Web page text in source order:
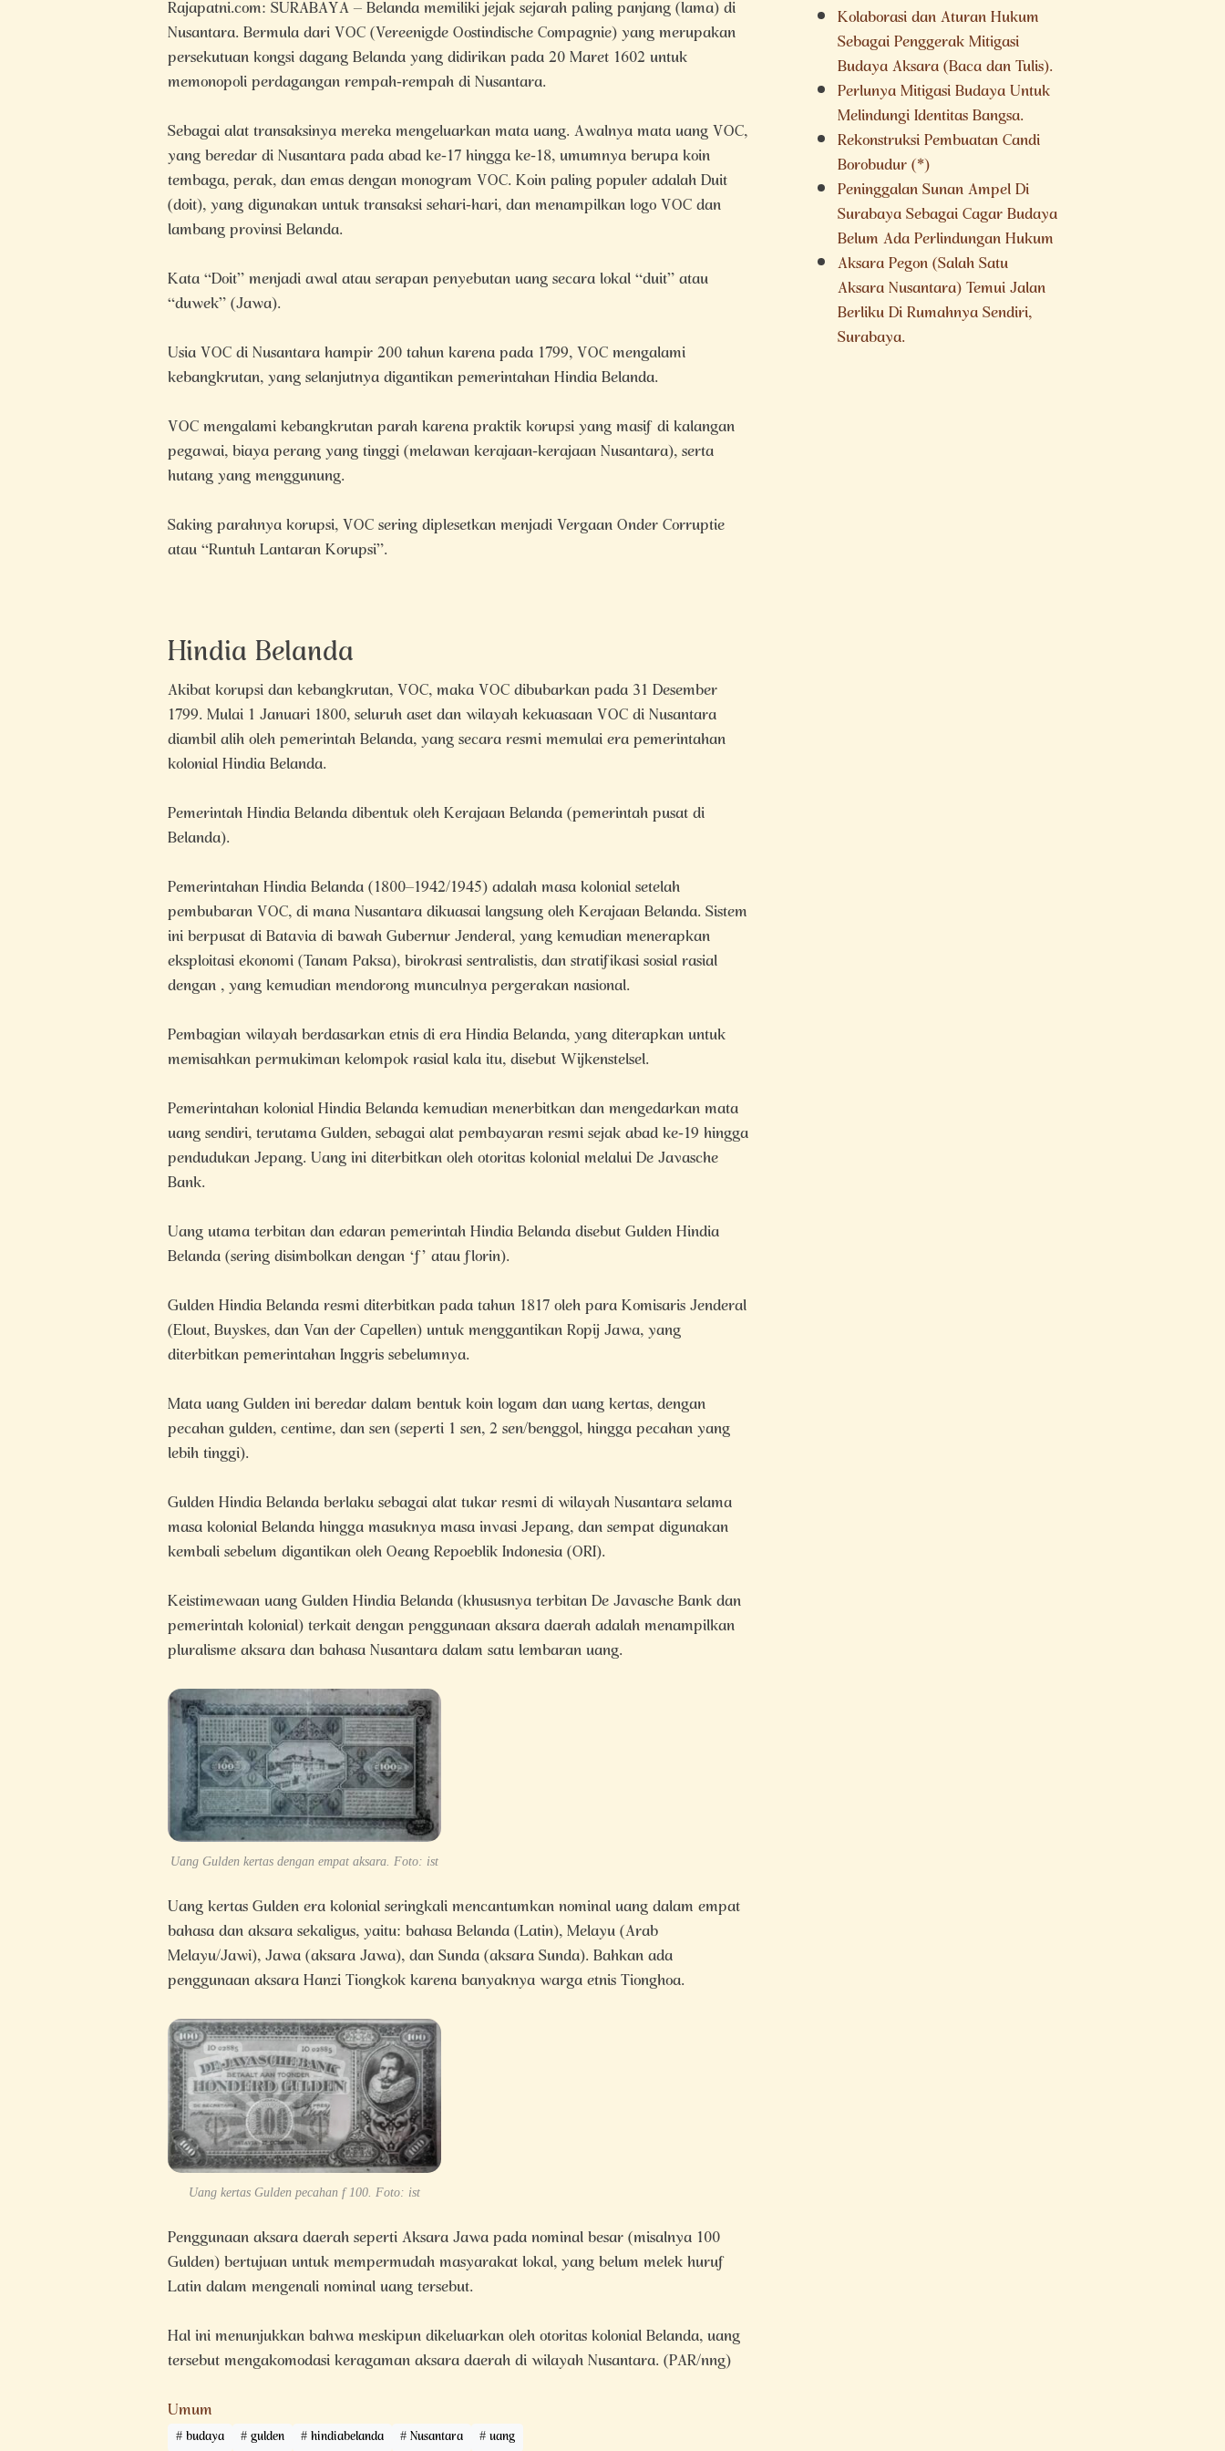
Rajapatni.com: SURABAYA – Belanda memiliki jejak sejarah paling panjang (lama) di
Nusantara. Bermula dari VOC (Vereenigde Oostindische Compagnie) yang merupakan
persekutuan kongsi dagang Belanda yang didirikan pada 20 Maret 1602 untuk
memonopoli perdagangan rempah-rempah di Nusantara.
Sebagai alat transaksinya mereka mengeluarkan mata uang. Awalnya mata uang VOC,
yang beredar di Nusantara pada abad ke-17 hingga ke-18, umumnya berupa koin
tembaga, perak, dan emas dengan monogram VOC. Koin paling populer adalah Duit
(doit), yang digunakan untuk transaksi sehari-hari, dan menampilkan logo VOC dan
lambang provinsi Belanda.
Kata “Doit” menjadi awal atau serapan penyebutan uang secara lokal “duit” atau
“duwek” (Jawa).
Usia VOC di Nusantara hampir 200 tahun karena pada 1799, VOC mengalami
kebangkrutan, yang selanjutnya digantikan pemerintahan Hindia Belanda.
VOC mengalami kebangkrutan parah karena praktik korupsi yang masif di kalangan
pegawai, biaya perang yang tinggi (melawan kerajaan-kerajaan Nusantara), serta
hutang yang menggunung.
Saking parahnya korupsi, VOC sering diplesetkan menjadi Vergaan Onder Corruptie
atau “Runtuh Lantaran Korupsi”.
Hindia Belanda
Akibat korupsi dan kebangkrutan, VOC, maka VOC dibubarkan pada 31 Desember
1799. Mulai 1 Januari 1800, seluruh aset dan wilayah kekuasaan VOC di Nusantara
diambil alih oleh pemerintah Belanda, yang secara resmi memulai era pemerintahan
kolonial Hindia Belanda.
Pemerintah Hindia Belanda dibentuk oleh Kerajaan Belanda (pemerintah pusat di
Belanda).
Pemerintahan Hindia Belanda (1800–1942/1945) adalah masa kolonial setelah
pembubaran VOC, di mana Nusantara dikuasai langsung oleh Kerajaan Belanda. Sistem
ini berpusat di Batavia di bawah Gubernur Jenderal, yang kemudian menerapkan
eksploitasi ekonomi (Tanam Paksa), birokrasi sentralistis, dan stratifikasi sosial rasial
dengan , yang kemudian mendorong munculnya pergerakan nasional.
Pembagian wilayah berdasarkan etnis di era Hindia Belanda, yang diterapkan untuk
memisahkan permukiman kelompok rasial kala itu, disebut Wijkenstelsel.
Pemerintahan kolonial Hindia Belanda kemudian menerbitkan dan mengedarkan mata
uang sendiri, terutama Gulden, sebagai alat pembayaran resmi sejak abad ke-19 hingga
pendudukan Jepang. Uang ini diterbitkan oleh otoritas kolonial melalui De Javasche
Bank.
Uang utama terbitan dan edaran pemerintah Hindia Belanda disebut Gulden Hindia
Belanda (sering disimbolkan dengan ‘f’ atau florin).
Gulden Hindia Belanda resmi diterbitkan pada tahun 1817 oleh para Komisaris Jenderal
(Elout, Buyskes, dan Van der Capellen) untuk menggantikan Ropij Jawa, yang
diterbitkan pemerintahan Inggris sebelumnya.
Mata uang Gulden ini beredar dalam bentuk koin logam dan uang kertas, dengan
pecahan gulden, centime, dan sen (seperti 1 sen, 2 sen/benggol, hingga pecahan yang
lebih tinggi).
Gulden Hindia Belanda berlaku sebagai alat tukar resmi di wilayah Nusantara selama
masa kolonial Belanda hingga masuknya masa invasi Jepang, dan sempat digunakan
kembali sebelum digantikan oleh Oeang Repoeblik Indonesia (ORI).
Keistimewaan uang Gulden Hindia Belanda (khususnya terbitan De Javasche Bank dan
pemerintah kolonial) terkait dengan penggunaan aksara daerah adalah menampilkan
pluralisme aksara dan bahasa Nusantara dalam satu lembaran uang.
Uang Gulden kertas dengan empat aksara. Foto: ist
Uang kertas Gulden era kolonial seringkali mencantumkan nominal uang dalam empat
bahasa dan aksara sekaligus, yaitu: bahasa Belanda (Latin), Melayu (Arab
Melayu/Jawi), Jawa (aksara Jawa), dan Sunda (aksara Sunda). Bahkan ada
penggunaan aksara Hanzi Tiongkok karena banyaknya warga etnis Tionghoa.
Uang kertas Gulden pecahan f 100. Foto: ist
Penggunaan aksara daerah seperti Aksara Jawa pada nominal besar (misalnya 100
Gulden) bertujuan untuk mempermudah masyarakat lokal, yang belum melek huruf
Latin dalam mengenali nominal uang tersebut.
Hal ini menunjukkan bahwa meskipun dikeluarkan oleh otoritas kolonial Belanda, uang
tersebut mengakomodasi keragaman aksara daerah di wilayah Nusantara. (PAR/nng)
Umum
budaya gulden hindiabelanda Nusantara uang
Kolaborasi dan Aturan Hukum
Sebagai Penggerak Mitigasi
Budaya Aksara (Baca dan Tulis).
Perlunya Mitigasi Budaya Untuk
Melindungi Identitas Bangsa.
Rekonstruksi Pembuatan Candi
Borobudur (*)
Peninggalan Sunan Ampel Di
Surabaya Sebagai Cagar Budaya
Belum Ada Perlindungan Hukum
Aksara Pegon (Salah Satu
Aksara Nusantara) Temui Jalan
Berliku Di Rumahnya Sendiri,
Surabaya.